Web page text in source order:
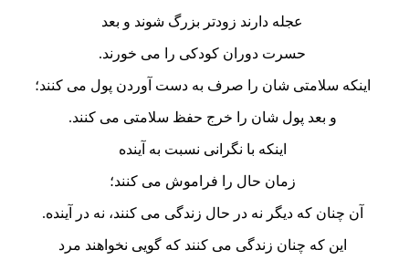
عجله دارند زودتر بزرگ شوند و بعد
حسرت دوران کودکی را می خورند.
اينکه سلامتی شان را صرف به دست آوردن پول می کنند؛
و بعد پول شان را خرج حفظ سلامتی می کنند.
اينکه با نگرانی نسبت به آينده
زمان حال را فراموش می کنند؛
آن چنان که ديگر نه در حال زندگی می کنند، نه در آينده.
اين که چنان زندگی می کنند که گويی نخواهند مرد